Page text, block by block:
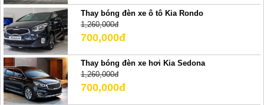
Thay bóng đèn xe ô tô Kia Rondo
1,260,000đ
700,000đ
Thay bóng đèn xe hơi Kia Sedona
1,260,000đ
700,000đ